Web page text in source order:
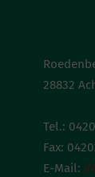
28832
Tel.:
Fax:
E-Mail: